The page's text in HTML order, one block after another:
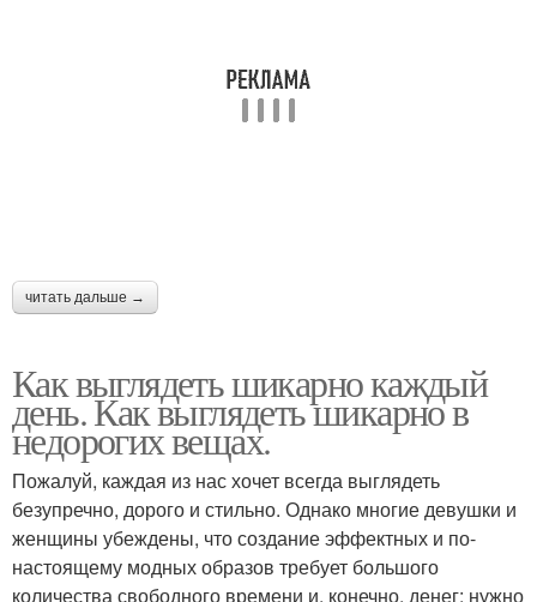
читать дальше →
Как выглядеть шикарно каждый
день. Как выглядеть шикарно в
недорогих вещах.
Пожалуй, каждая из нас хочет всегда выглядеть
безупречно, дорого и стильно. Однако многие девушки и
женщины убеждены, что создание эффектных и по-
настоящему модных образов требует большого
количества свободного времени и, конечно, денег: нужно